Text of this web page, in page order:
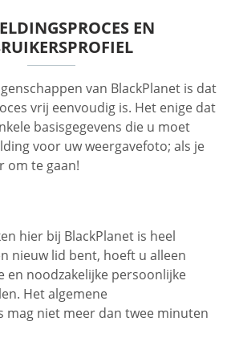
EN
van BlackPlanet is dat
vrij eenvoudig is. Het enige dat
basisgegevens die u moet
voor uw weergavefoto; als je
om te gaan!
hier bij BlackPlanet is heel
nieuw lid bent, hoeft u alleen
en noodzakelijke persoonlijke
Het algemene
mag niet meer dan twee minuten